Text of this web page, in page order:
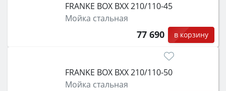
FRANKE BOX BXX 210/110-45
Мойка стальная
77 690 в корзину
FRANKE BOX BXX 210/110-50
Мойка стальная